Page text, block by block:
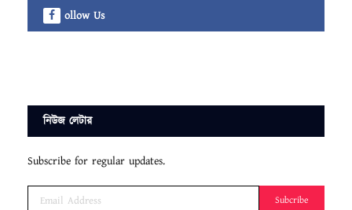
ollow Us
নিউজ লেটার
Subscribe for regular updates.
Subcribe